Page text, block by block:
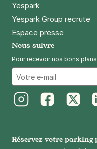
Yespark
Yespark Group recrute
Espace presse
Nous suivre
Pour recevoir nos bons plans
Réservez votre parking